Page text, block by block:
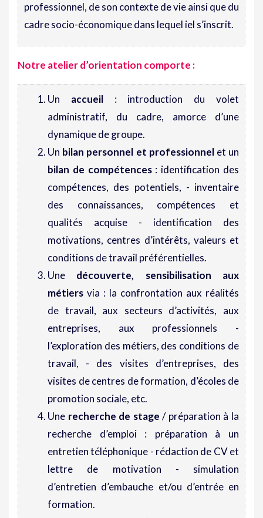
professionnel, de son contexte de vie ainsi que du
cadre socio-économique dans lequel iel s’inscrit.
Notre atelier d’orientation comporte :
Un accueil: introduction du volet
administratif, du cadre, amorce d’une
dynamique de groupe.
Un bilan personnel et professionnelet un
bilan de compétences: identification des
compétences, des potentiels, - inventaire
des connaissances, compétences et
qualités acquise - identification des
motivations, centres d’intérêts, valeurs et
conditions de travail préférentielles.
Une découverte, sensibilisation aux
métiers via : la confrontation aux réalités
de travail, aux secteurs d’activités, aux
entreprises, aux professionnels -
l’exploration des métiers, des conditions de
travail, - des visites d’entreprises, des
visites de centres de formation, d’écoles de
promotion sociale, etc.
Une recherche de stage / préparation à la
recherche d’emploi : préparation à un
entretien téléphonique - rédaction de CV et
lettre de motivation - simulation
d’entretien d’embauche et/ou d’entrée en
formation.